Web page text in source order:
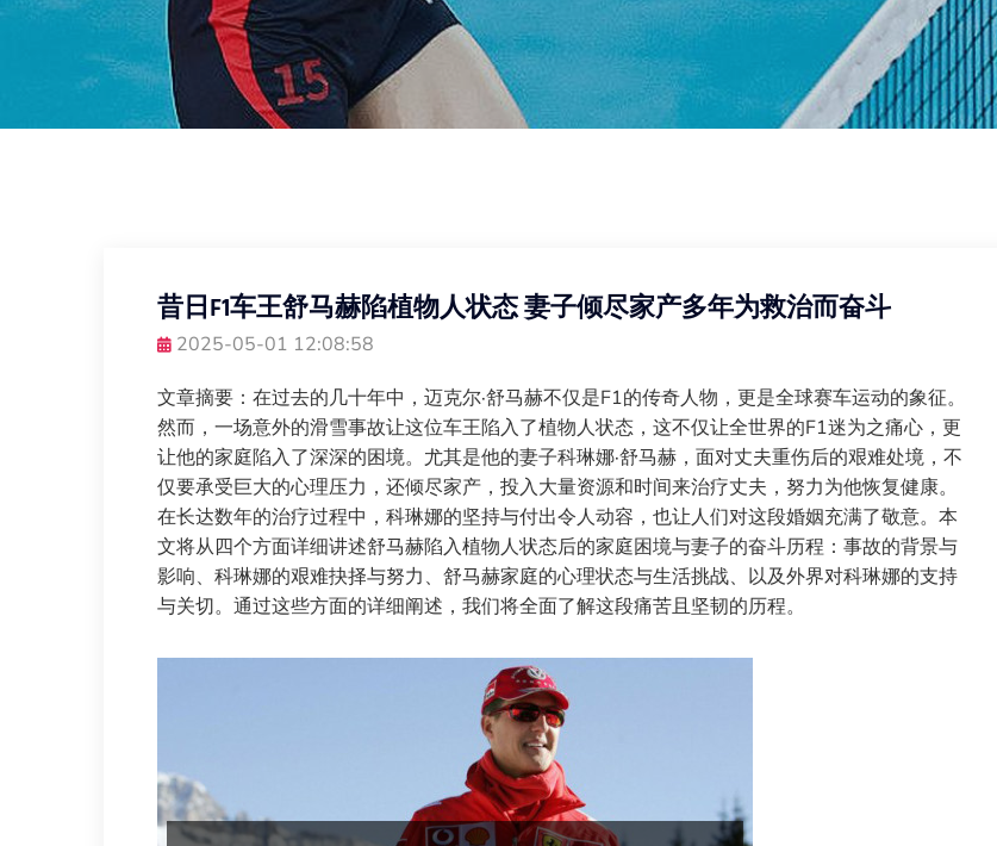
昔日F1车王舒马赫陷植物人状态 妻子倾尽家产多年为救治而奋斗
2025-05-01 12:08:58
文章摘要：在过去的几十年中，迈克尔·舒马赫不仅是F1的传奇人物，更是全球赛车运动的象征。
然而，一场意外的滑雪事故让这位车王陷入了植物人状态，这不仅让全世界的F1迷为之痛心，更
让他的家庭陷入了深深的困境。尤其是他的妻子科琳娜·舒马赫，面对丈夫重伤后的艰难处境，不
仅要承受巨大的心理压力，还倾尽家产，投入大量资源和时间来治疗丈夫，努力为他恢复健康。
在长达数年的治疗过程中，科琳娜的坚持与付出令人动容，也让人们对这段婚姻充满了敬意。本
文将从四个方面详细讲述舒马赫陷入植物人状态后的家庭困境与妻子的奋斗历程：事故的背景与
影响、科琳娜的艰难抉择与努力、舒马赫家庭的心理状态与生活挑战、以及外界对科琳娜的支持
与关切。通过这些方面的详细阐述，我们将全面了解这段痛苦且坚韧的历程。